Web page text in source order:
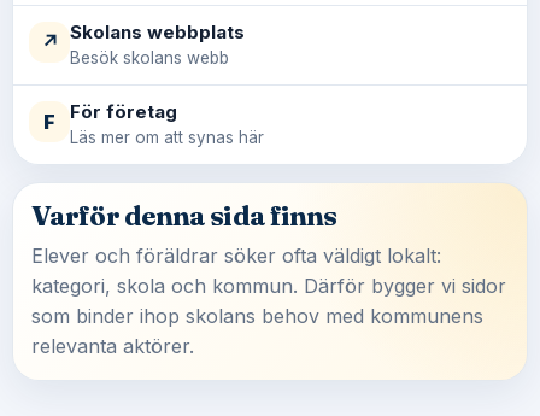
↗ Skolans webbplats
Besök skolans webb
F För företag
Läs mer om att synas här
Varför denna sida finns
Elever och föräldrar söker ofta väldigt lokalt:
kategori, skola och kommun. Därför bygger vi sidor
som binder ihop skolans behov med kommunens
relevanta aktörer.